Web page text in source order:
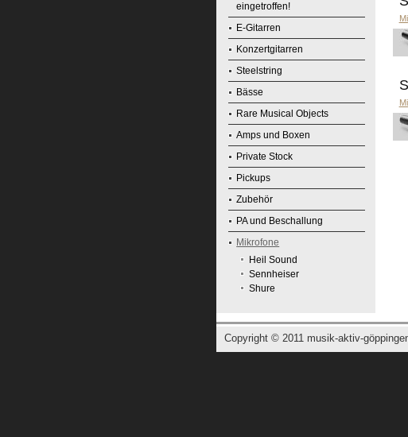
eingetroffen!
E-Gitarren
Konzertgitarren
Steelstring
Bässe
Rare Musical Objects
Amps und Boxen
Private Stock
Pickups
Zubehör
PA und Beschallung
Mikrofone
Heil Sound
Sennheiser
Shure
Copyright © 2011 musik-aktiv-